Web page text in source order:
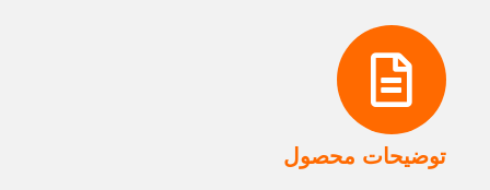
توضیحات محصول